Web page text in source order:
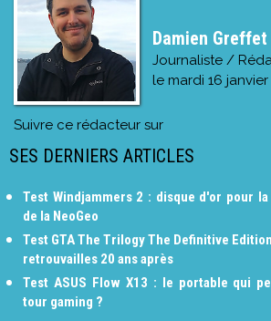
Damien Greffet
Journaliste /
le mardi 16 janvier
Suivre ce rédacteur sur
SES DERNIERS ARTICLES
Test Windjammers 2 : disque d'or pour
de la NeoGeo
Test GTA The Trilogy The Definitive
retrouvailles 20 ans après
Test ASUS Flow X13 : le portable qui
tour gaming ?